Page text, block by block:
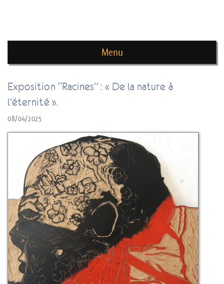
Menu
Skip to content
Exposition “Racines” : « De la nature à
l’éternité ».
08/04/2025